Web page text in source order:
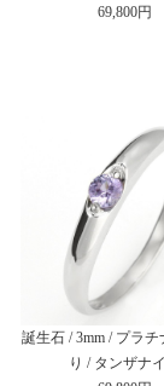
69,800円
誕生石 / 3mm / プラチ
り / タンザナ